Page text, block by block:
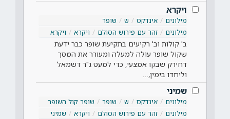
ויקרא
מילונים אינדקס ש
שופר
מילונים
זהר עם פירוש הסולם ויקרא ויקרא
ב' קולות וב' רקיעים בתקיעת שופר כבר ידעת
שקול שופר עולה למעלה ומעורר את המסך
דחירק שבקו אמצעי, כדי למעט ג"ר דשמאל
וליחדו בימין,…
שמיני
מילונים אינדקס ש שופר
שופר קול השופר
מילונים
זהר עם פירוש הסולם ויקרא שמיני